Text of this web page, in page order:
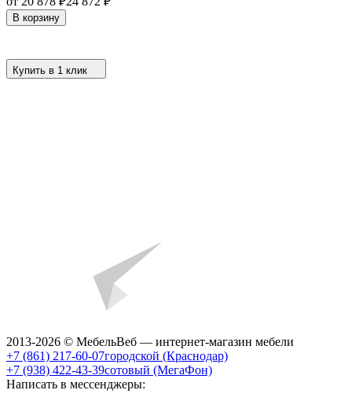
В корзину
Купить в 1 клик
2013-2026 © МебельВеб — интернет-магазин мебели
+7 (861) 217-60-07городской (Краснодар)
+7 (938) 422-43-39сотовый (МегаФон)
Написать в мессенджеры: